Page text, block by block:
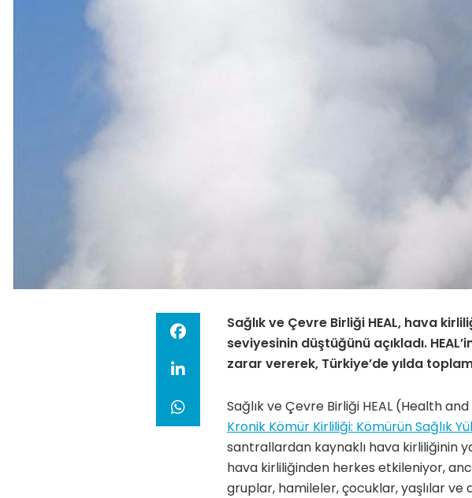
Sağlık ve Çevre Birliği HEAL, hava
seviyesinin düştüğünü açıkladı. HEAL’
zarar vererek, Türkiye’deyılda
Sağlık ve Çevre Birliği HEAL (Health
Kronik Kömür Kirliliği: Kömürün Sağlık
santrallardan kaynaklı hava kirliliğinin
hava kirliliğinden herkes etkileniyor,
gruplar, hamileler, çocuklar, yaşlılar ve